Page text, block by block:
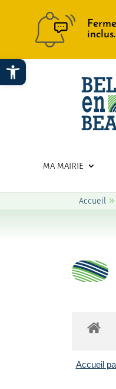
Ouvrir la barre d’outils
inclus.
MA MAIRIE
Accueil »
Accueil